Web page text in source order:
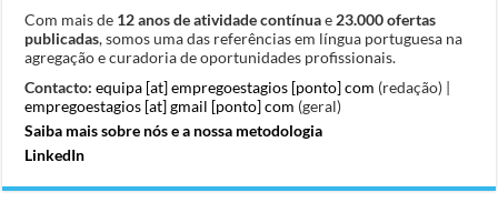
Com mais de 12 anos de atividade contínuae 23.000 ofertas
publicadas, somos uma das referências em língua portuguesa na
agregação e curadoria de oportunidades profissionais.
Contacto: equipa [at] empregoestagios [ponto] com (redação) |
empregoestagios [at] gmail [ponto] com (geral)
Saiba mais sobre nós e a nossa metodologia
LinkedIn